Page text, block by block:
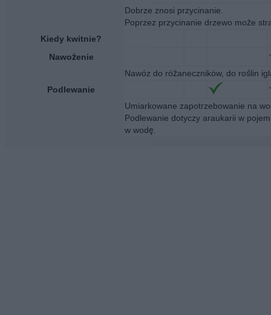
Dobrze znosi przycinanie.
Poprzez przycinanie drzewo może
Kiedy kwitnie?
Nawożenie
Nawóz do różaneczników, do roślin
Podlewanie
Umiarkowane zapotrzebowanie na
Podlewanie dotyczy araukarii w
w wodę.